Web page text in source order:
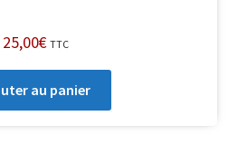
25,00€ TTC
au panier